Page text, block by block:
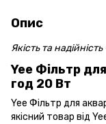
Опис
Якість та
Yee Фільтр
год 20 Вт
Yee Фільтр для
якісний товар від